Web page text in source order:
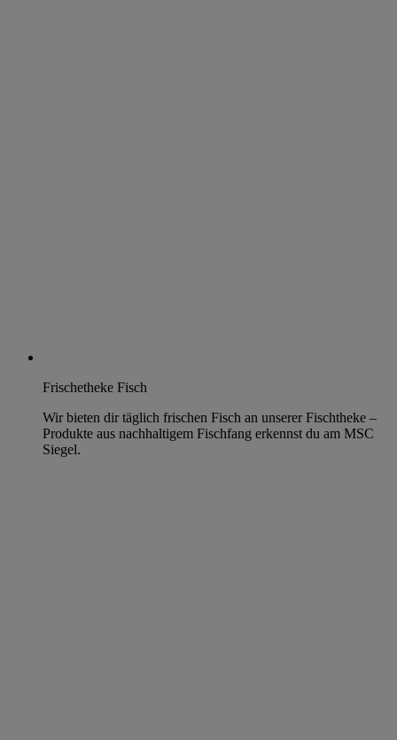
Frischetheke Fisch
Wir bieten dir täglich frischen Fisch an unserer Fischtheke –
Produkte aus nachhaltigem Fischfang erkennst du am MSC
Siegel.